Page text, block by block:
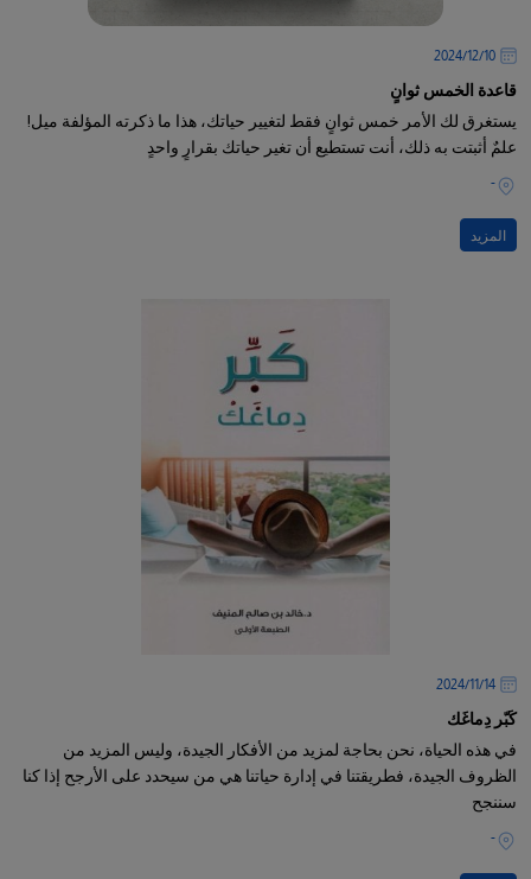
10‏/12‏/2024
قاعدة الخمس ثوانٍ
يستغرق لك الأمر خمس ثوانٍ فقط لتغيير حياتك، هذا ما ذكرته المؤلفة ميل!
علمٌ أثبتت به ذلك، أنت تستطيع أن تغير حياتك بقرارٍ واحدٍ
-
المزيد
14‏/11‏/2024
كَبّر دِماغَك
في هذه الحياة، نحن بحاجة لمزيد من الأفكار الجيدة، وليس المزيد من
الظروف الجيدة، فطريقتنا في إدارة حياتنا هي من سيحدد على الأرجح إذا كنا
سننجح
-